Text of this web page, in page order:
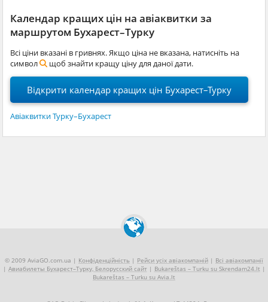
Календар кращих цін на авіаквитки за
маршрутом Бухарест–Турку
Всі ціни вказані в гривнях. Якщо ціна не вказана, натисніть на
символ
щоб знайти кращу ціну для даної дати.
Відкрити календар кращих цін Бухарест–Турку
Авіаквитки Турку–Бухарест
© 2009 AviaGO.com.ua | Конфіденційність | Рейси усіх авіакомпаній | Всі авіакомпанії
| Авиабилеты Бухарест–Турку, Белорусский сайт| Bukareštas – Turku su Skrendam24.lt |
Bukareštas – Turku su Avia.lt